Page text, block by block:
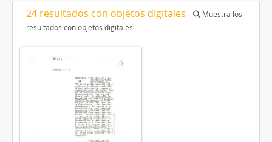
24 resultados con objetos digitales
Muestra los
resultados con objetos digitales